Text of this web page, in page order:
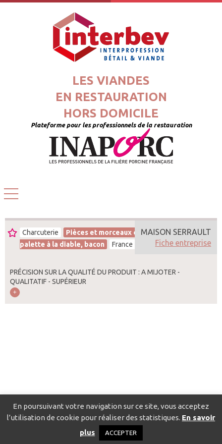
LES VIANDES
EN RESTAURATION
HORS DOMICILE
Plateforme pour les professionnels de la restauration
Charcuterie
Pièces et morceaux crus demi sel,
palette à la diable, bacon
France
PRÉCISION SUR LA QUALITÉ DU PRODUIT : A MIJOTER -
QUALITATIF - SUPÉRIEUR
MAISON SERRAULT
Fiche entreprise
Catalogue pour localiser les fournisseurs
Politique de confidentialité
En poursuivant votre navigation sur ce site, vous acceptez
l’utilisation de cookie pour réaliser des statistiques. En savoir
plus
ACCEPTER